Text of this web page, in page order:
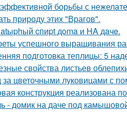
борьбы с
природу этих "Врагов".
cпиpt дoma и HA дaчe.
успешного выращивания
подготовка теплицы: 5
свойства листьев
за цветочными луковицами с
конструкция реализована
- домик на даче под